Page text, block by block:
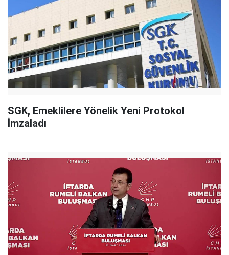
SGK, Emeklilere Yönelik Yeni Protokol
İmzaladı